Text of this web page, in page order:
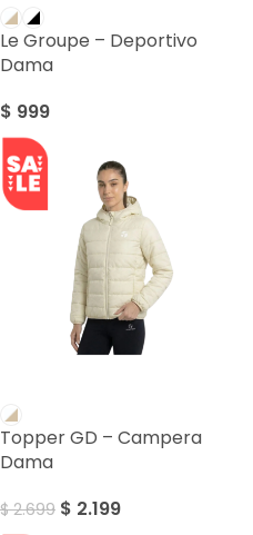
Le Groupe – Deportivo
Dama
$ 999
Topper GD – Campera
Dama
$2.699 $ 2.199